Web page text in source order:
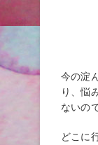
今の淀
り、悩
ないの
どこに